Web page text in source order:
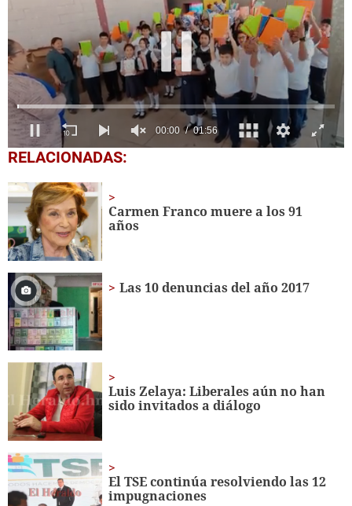
0
seconds
1
minute,
56
seconds
RELACIONADAS:
Carmen Franco muere a los 91
años
Las 10 denuncias del año 2017
Luis Zelaya: Liberales aún no han
sido invitados a diálogo
El TSE continúa resolviendo las 12
impugnaciones